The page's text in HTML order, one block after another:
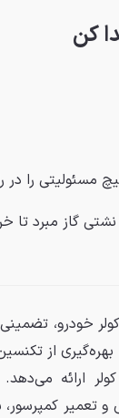
کن
مسئولیتی را در
گاز مبرد تا
خودرو،
از
ارائه
تعمیر